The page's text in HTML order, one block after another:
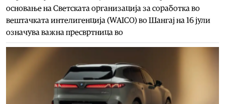
основање на Светската организација за соработка во
вештачката интелигенција (WAICO) во Шангај на 16 јули
означува важна пресвртница во